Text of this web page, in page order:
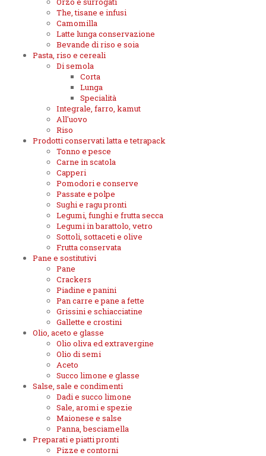
The, tisane e infusi
Camomilla
Latte lunga conservazione
Bevande di riso e soia
Pasta, riso e cereali
Di semola
Corta
Lunga
Specialità
Integrale, farro, kamut
All'uovo
Riso
Prodotti conservati latta e tetrapack
Tonno e pesce
Carne in scatola
Capperi
Pomodori e conserve
Passate e polpe
Sughi e ragu pronti
Legumi, funghi e frutta secca
Legumi in barattolo, vetro
Sottoli, sottaceti e olive
Frutta conservata
Pane e sostitutivi
Pane
Crackers
Piadine e panini
Pan carre e pane a fette
Grissini e schiacciatine
Gallette e crostini
Olio, aceto e glasse
Olio oliva ed extravergine
Olio di semi
Aceto
Succo limone e glasse
Salse, sale e condimenti
Dadi e succo limone
Sale, aromi e spezie
Maionese e salse
Panna, besciamella
Preparati e piatti pronti
Pizze e contorni